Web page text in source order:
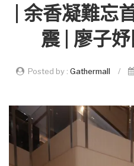
| 余香凝難忘
震 | 廖子
Posted by : Gathermall /